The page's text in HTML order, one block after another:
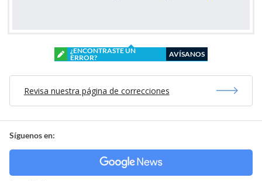
¿ENCONTRASTE UN
ERROR?
AVÍSANOS
Revisa nuestra página de correcciones
Síguenos en: